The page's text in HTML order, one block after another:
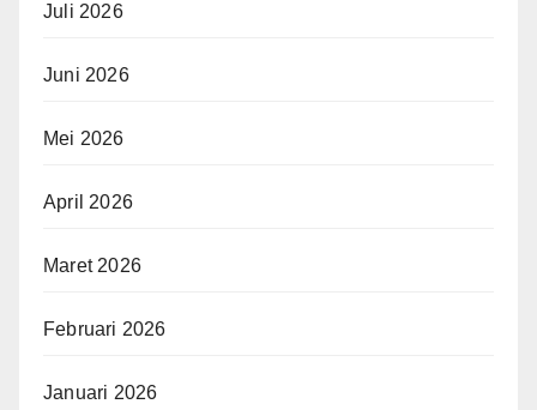
Juli 2026
Juni 2026
Mei 2026
April 2026
Maret 2026
Februari 2026
Januari 2026